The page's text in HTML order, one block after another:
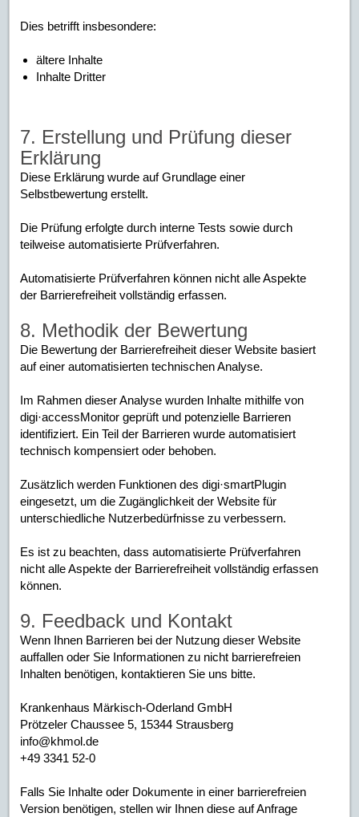
Dies betrifft insbesondere:
ältere Inhalte
Inhalte Dritter
7. Erstellung und Prüfung dieser
Erklärung
Diese Erklärung wurde auf Grundlage einer
Selbstbewertung erstellt.
Die Prüfung erfolgte durch interne Tests sowie durch
teilweise automatisierte Prüfverfahren.
Automatisierte Prüfverfahren können nicht alle Aspekte
der Barrierefreiheit vollständig erfassen.
8. Methodik der Bewertung
Die Bewertung der Barrierefreiheit dieser Website basiert
auf einer automatisierten technischen Analyse.
Im Rahmen dieser Analyse wurden Inhalte mithilfe von
digi·accessMonitor geprüft und potenzielle Barrieren
identifiziert. Ein Teil der Barrieren wurde automatisiert
technisch kompensiert oder behoben.
Zusätzlich werden Funktionen des digi·smartPlugin
eingesetzt, um die Zugänglichkeit der Website für
unterschiedliche Nutzerbedürfnisse zu verbessern.
Es ist zu beachten, dass automatisierte Prüfverfahren
nicht alle Aspekte der Barrierefreiheit vollständig erfassen
können.
9. Feedback und Kontakt
Wenn Ihnen Barrieren bei der Nutzung dieser Website
auffallen oder Sie Informationen zu nicht barrierefreien
Inhalten benötigen, kontaktieren Sie uns bitte.
Krankenhaus Märkisch-Oderland GmbH
Prötzeler Chaussee 5, 15344 Strausberg
info@khmol.de
+49 3341 52-0
Falls Sie Inhalte oder Dokumente in einer barrierefreien
Version benötigen, stellen wir Ihnen diese auf Anfrage